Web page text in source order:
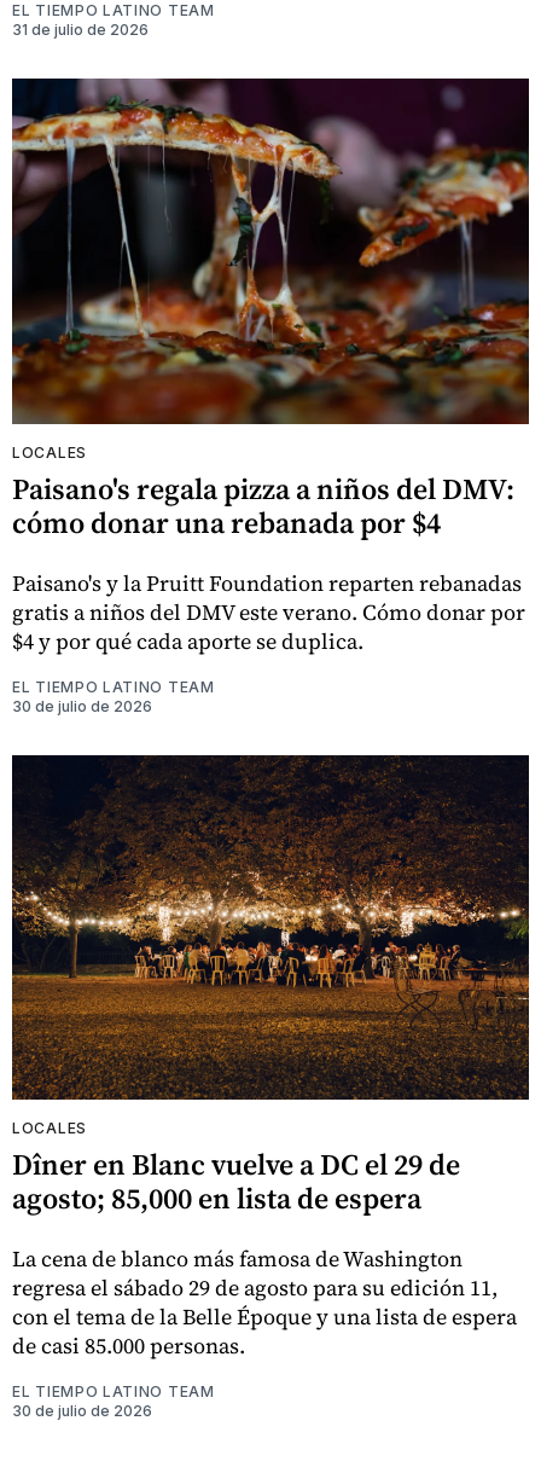
EL TIEMPO LATINO TEAM
31 de julio de 2026
LOCALES
Paisano's regala pizza a niños del DMV:
cómo donar una rebanada por $4
Paisano's y la Pruitt Foundation reparten rebanadas
gratis a niños del DMV este verano. Cómo donar por
$4 y por qué cada aporte se duplica.
EL TIEMPO LATINO TEAM
30 de julio de 2026
LOCALES
Dîner en Blanc vuelve a DC el 29 de
agosto; 85,000 en lista de espera
La cena de blanco más famosa de Washington
regresa el sábado 29 de agosto para su edición 11,
con el tema de la Belle Époque y una lista de espera
de casi 85.000 personas.
EL TIEMPO LATINO TEAM
30 de julio de 2026